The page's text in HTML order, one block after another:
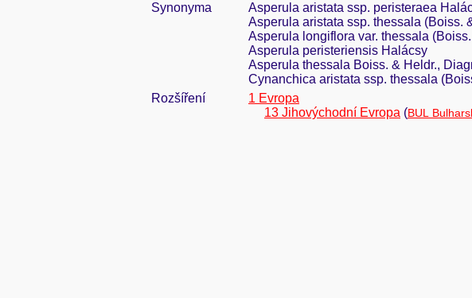
Synonyma
Asperula aristata ssp. peristeraea
Asperula aristata ssp. thessala (Boiss.
Asperula longiflora var. thessala
Asperula peristeriensis Halácsy
Asperula thessala Boiss. & Heldr.,
Cynanchica aristata ssp. thessala
Rozšíření
1 Evropa
13 Jihovýchodní Evropa (BUL